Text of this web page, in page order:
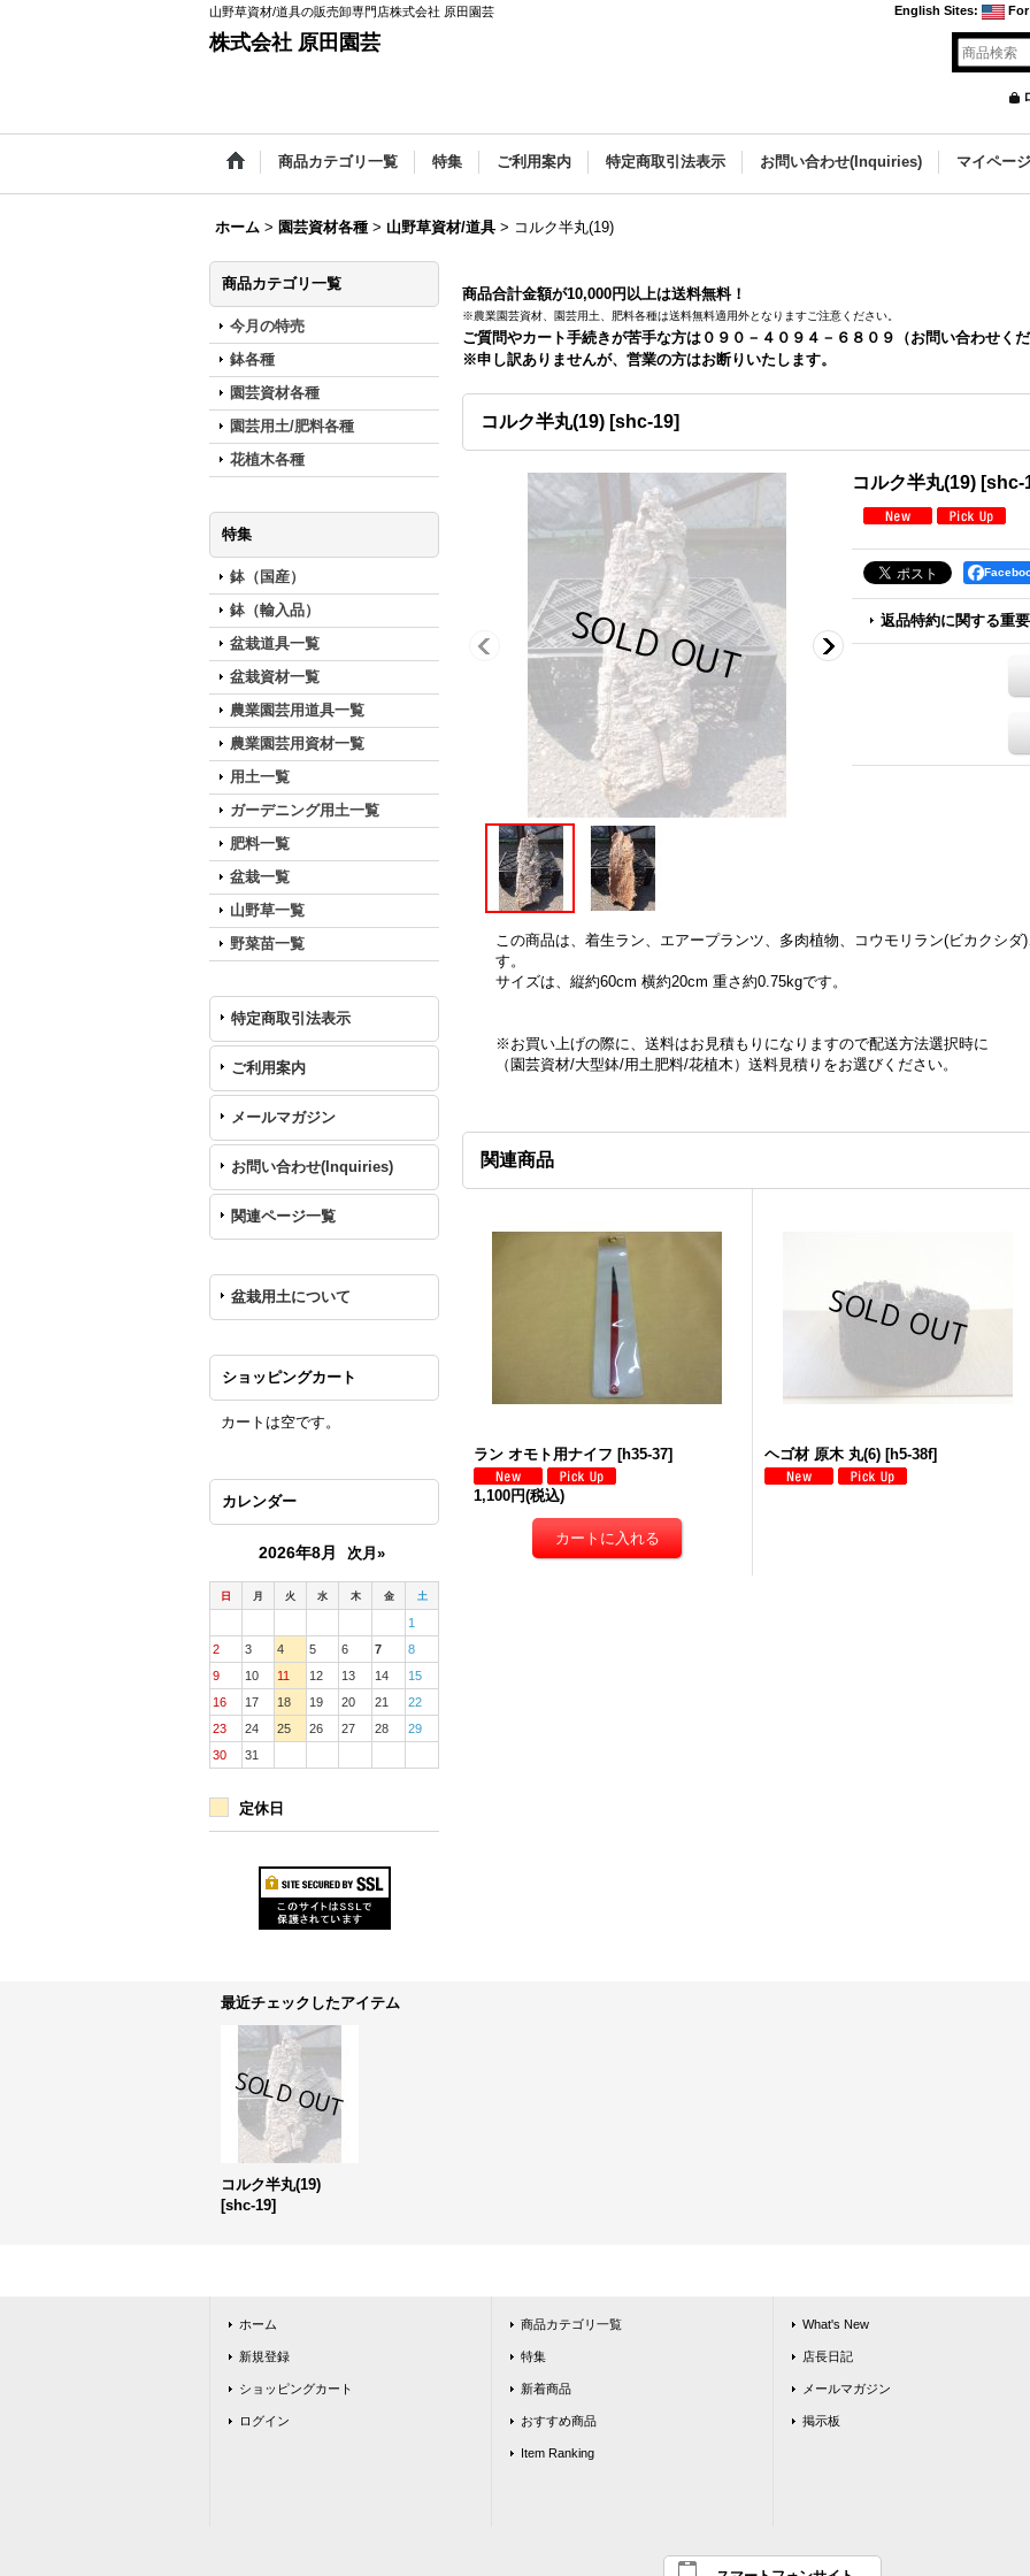
山野草資材/道具の販売卸専門店株式会社 原田園芸 English Sites:
株式会社 原田園芸
商品カテゴリ一覧 特集 ご利用案内 特定商取引法表示 お問い合わせ(Inquiries) マイページ
ホーム > 園芸資材各種 > 山野草資材/道具 > コルク半丸(19)
商品カテゴリ一覧
今月の特売
鉢各種
園芸資材各種
園芸用土/肥料各種
花植木各種
特集
鉢（国産）
鉢（輸入品）
盆栽道具一覧
盆栽資材一覧
農業園芸用道具一覧
農業園芸用資材一覧
用土一覧
ガーデニング用土一覧
肥料一覧
盆栽一覧
山野草一覧
野菜苗一覧
特定商取引法表示
ご利用案内
メールマガジン
お問い合わせ(Inquiries)
関連ページ一覧
盆栽用土について
ショッピングカート
カートは空です。
カレンダー
2026年8月 次月»
日 月 火 水 木 金 土
1
2
3 4 5 6 7
8
9
10 11 12 13 14
15
16
17 18 19 20 21
22
23
24 25 26 27 28
29
30
31
定休日
商品合計金額が10,000円以上は送料無料！
※農業園芸資材、園芸用土、肥料各種は送料無料適用外となりますご注意ください。
ご質問やカート手続きが苦手な方は０９０－４０９４－６８０９（お問い合わせく
※申し訳ありませんが、営業の方はお断りいたします。
コルク半丸(19) [shc-19]
コルク半丸(19) [shc-
返品特約に関する重
この商品は、着生ラン、エアープランツ、多肉植物、コウモリラン(ビカクシ
す。
サイズは、縦約60cm 横約20cm 重さ約0.75kgです。
※お買い上げの際に、送料はお見積もりになりますので配送方法選択時に
（園芸資材/大型鉢/用土肥料/花植木）送料見積りをお選びください。
関連商品
ラン オモト用ナイフ [h35-37]
1,100円(税込)
ヘゴ材 原木 丸(6) [h5-38f]
最近チェックしたアイテム
コルク半丸(19)
[shc-19]
ホーム
新規登録
ショッピングカート
ログイン
商品カテゴリ一覧
特集
新着商品
おすすめ商品
Item Ranking
What's New
店長日記
メールマガジン
掲示板